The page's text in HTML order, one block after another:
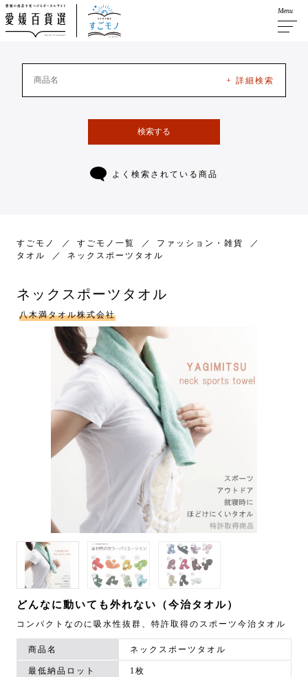
Menu
+ 詳細検索
検索する
よく検索されている商品
すごモノ すごモノ一覧
ファッション・雑貨
タオル
ネックスポーツタオル
ネックスポーツタオル
八木満タオル株式会社
どんなに動いても外れない（今治タオル）
コンパクトなのに吸水性抜群、特許取得のスポーツ今治タオル
商品名 ネックスポーツタオル
最低納品ロット 1枚